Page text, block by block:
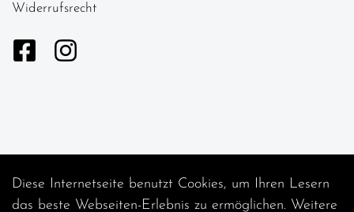
Widerrufsrecht
Diese Internetseite benutzt Cookies, um Ihren Lesern
das beste Webseiten-Erlebnis zu ermöglichen. Weitere
Auftrag widerrufen